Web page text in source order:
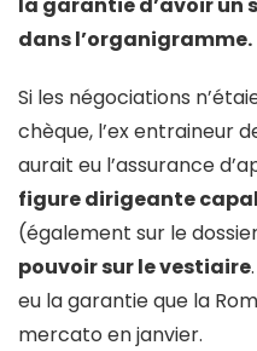
la garantie d’avoir un
dans l’organigramme.
Si les négociations
chèque, l’ex entraineur
aurait eu l’assurance
figure dirigeante
(également sur le
pouvoir sur le vestiaire
eu la garantie que la
mercato en janvier.